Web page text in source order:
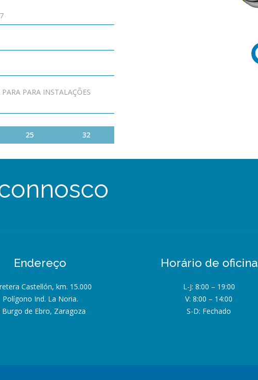
PARA INSTALAÇÕES
25 32
Endereço
Castellón, km. 15.000
Polígono Ind. La Noria.
Burgo de Ebro, Zaragoza
Horário de oficina
L-J: 8:00 – 19:00
V: 8:00 – 14:00
S-D: Fechado